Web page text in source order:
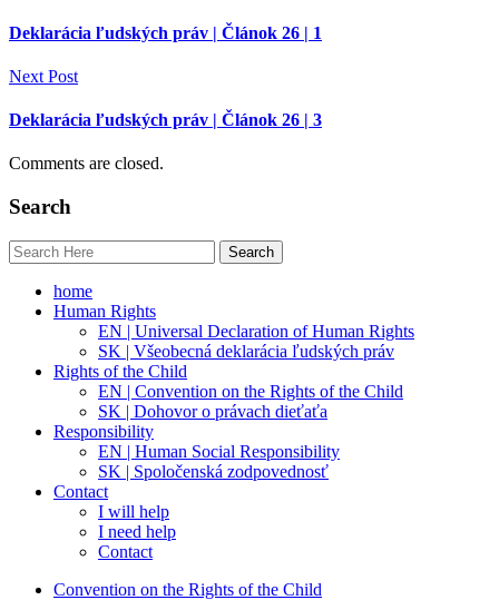
Deklarácia ľudských práv | Článok 26 | 1
Next Post
Deklarácia ľudských práv | Článok 26 | 3
Comments are closed.
Search
home
Human Rights
EN | Universal Declaration of Human Rights
SK | Všeobecná deklarácia ľudských práv
Rights of the Child
EN | Convention on the Rights of the Child
SK | Dohovor o právach dieťaťa
Responsibility
EN | Human Social Responsibility
SK | Spoločenská zodpovednosť
Contact
I will help
I need help
Contact
Convention on the Rights of the Child